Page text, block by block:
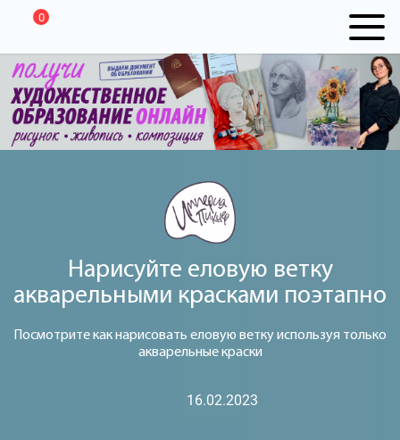
0
Нарисуйте еловую ветку
акварельными красками поэтапно
Посмотрите как нарисовать еловую ветку используя только
акварельные краски
16.02.2023